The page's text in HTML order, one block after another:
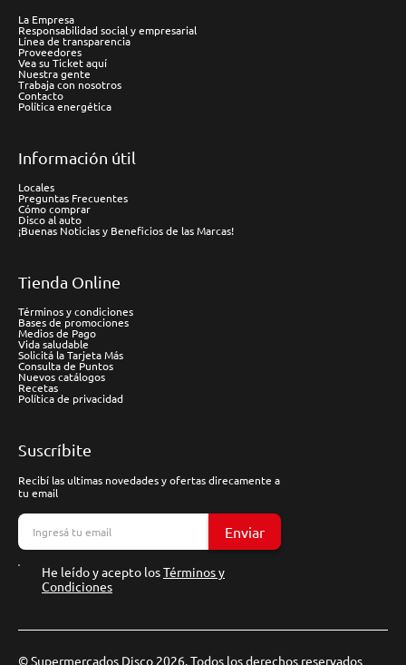
La Empresa
Responsabilidad social y empresarial
Línea de transparencia
Proveedores
Vea su Ticket aquí
Nuestra gente
Trabaja con nosotros
Contacto
Política energética
Información útil
Locales
Preguntas Frecuentes
Cómo comprar
Disco al auto
¡Buenas Noticias y Beneficios de las Marcas!
Tienda Online
Términos y condiciones
Bases de promociones
Medios de Pago
Vida saludable
Solicitá la Tarjeta Más
Consulta de Puntos
Nuevos catálogos
Recetas
Política de privacidad
Suscríbite
Recibí las ultimas novedades y ofertas direcamente a
tu email
Enviar
He leído y acepto losTérminos y
Condiciones
© Supermercados Disco 2026. Todos los derechos reservados